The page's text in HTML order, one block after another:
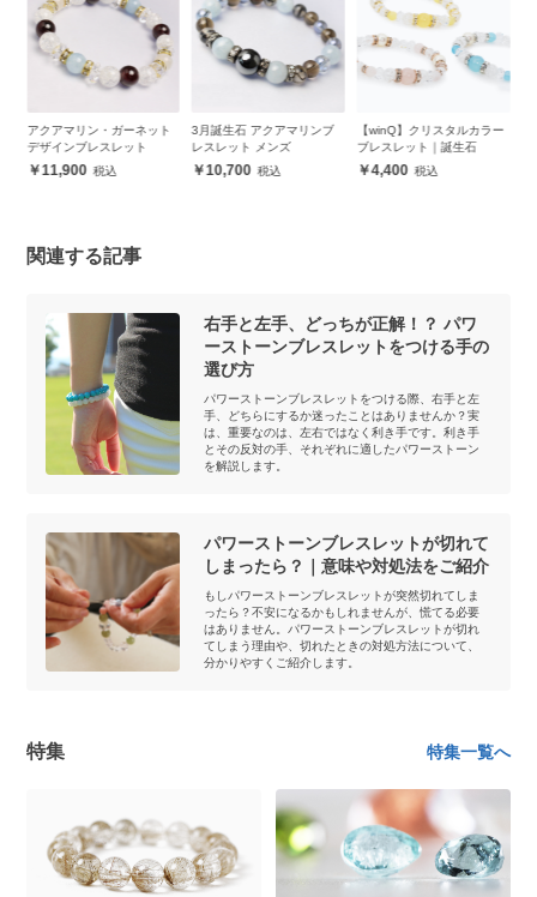
3月誕生石 アクアマリンブ
レスレット メンズ
10,700
【winQ】クリスタルカラー
ブレスレット｜誕生石
4,400
【winQ】アクアマリン デザ
インブレスレット
7,800
関連する記事
右手と左手、どっちが正解！？ パワ
ーストーンブレスレットをつける手の
選び方
パワーストーンブレスレットをつける際、右手と左
手、どちらにするか迷ったことはありませんか？実
は、重要なのは、左右ではなく利き手です。利き手
とその反対の手、それぞれに適したパワーストーン
を解説します。
パワーストーンブレスレットが切れて
しまったら？｜意味や対処法をご紹介
もしパワーストーンブレスレットが突然切れてしま
ったら？不安になるかもしれませんが、慌てる必要
はありません。パワーストーンブレスレットが切れ
てしまう理由や、切れたときの対処方法について、
分かりやすくご紹介します。
特集 特集一覧へ